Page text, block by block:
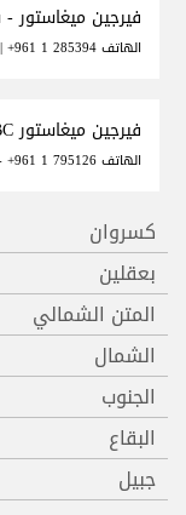
فيرجين ميغاستور
الهاتف+961 1 285394
|
فيرجين ميغاستور ABC فردان
الهاتف1 795126
كسروان
بعقلين
المتن الشمالي
الشمال
الجنوب
البقاع
جبيل